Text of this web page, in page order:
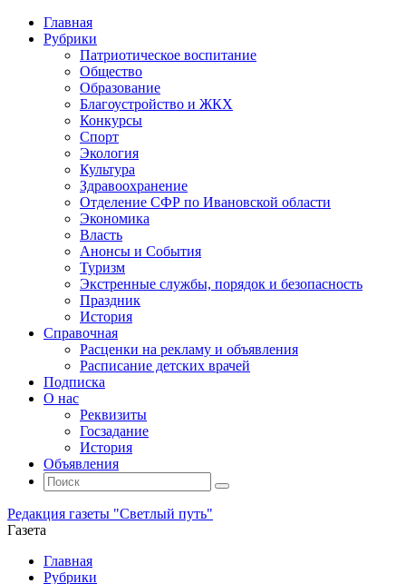
Главная
Рубрики
Патриотическое воспитание
Общество
Образование
Благоустройство и ЖКХ
Конкурсы
Спорт
Экология
Культура
Здравоохранение
Отделение СФР по Ивановской области
Экономика
Власть
Анонсы и События
Туризм
Экстренные службы, порядок и безопасность
Праздник
История
Справочная
Расценки на рекламу и объявления
Расписание детских врачей
Подписка
О нас
Реквизиты
Госзадание
История
Объявления
Поиск
Искать:
Поиск
Редакция газеты "Светлый путь"
Газета
Промотать
Главная
Рубрики